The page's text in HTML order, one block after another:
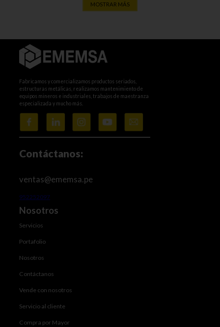
MOSTRAR MÁS
Fabricamos y comercializamos productos seriados,
estructuras metálicas, realizamos mantenimiento de
equipos mineros e industriales, trabajos de maestranza
especializada y mucho más.
Contáctanos:
ventas@ememsa.pe
952252097
Nosotros
Servicios
Portafolio
Nosotros
Contáctanos
Vende con nosotros
Servicio al cliente
Compra por Mayor